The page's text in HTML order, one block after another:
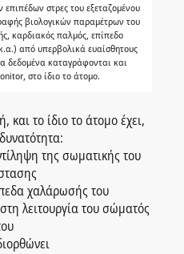
στρες του εξεταζομένου
βιολογικών παραμέτρων του
καρδιακός παλμός, επίπεδο
από υπερβολικά ευαίσθητους
δεδομένα καταγράφονται και
στο ίδιο το άτομο.
και το ίδιο το άτομο έχει,
της σωματικής του
χαλάρωσής του
λειτουργία του σώματός